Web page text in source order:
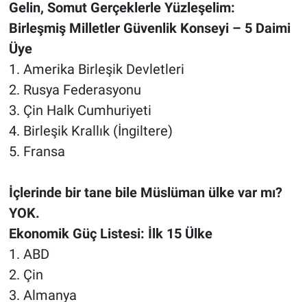
Gelin, Somut Gerçeklerle Yüzleşelim:
Birleşmiş Milletler Güvenlik Konseyi – 5 Daimi
Üye
1. Amerika Birleşik Devletleri
2. Rusya Federasyonu
3. Çin Halk Cumhuriyeti
4. Birleşik Krallık (İngiltere)
5. Fransa
İçlerinde bir tane bile Müslüman ülke var mı?
YOK.
Ekonomik Güç Listesi: İlk 15 Ülke
1. ABD
2. Çin
3. Almanya